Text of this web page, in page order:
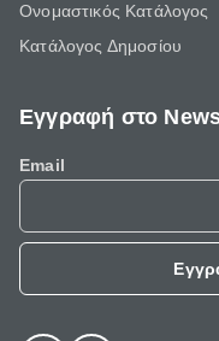
Ονομαστικός Κατάλογος
Κατάλογος Δημοσίου
Εγγραφή στο
Email